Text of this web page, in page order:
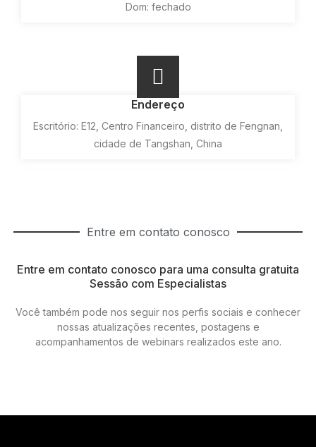
Dom: fechado
Endereço
Escritório: E12, Centro Financeiro, distrito de Fengnan,
cidade de Tangshan, China
Entre em contato conosco
Entre em contato conosco para uma consulta gratuita
Sessão com Especialistas
Você também pode nos seguir nos perfis sociais e conhecer
nossas atualizações recentes, postagens e
acompanhamentos de webinars realizados este ano.